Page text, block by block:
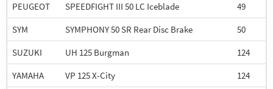
PEUGEOT
SPEEDFIGHT III 50 LC Iceblade
49
SYM
SYMPHONY 50 SR Rear Disc Brake
50
SUZUKI
UH 125 Burgman
124
YAMAHA
VP 125 X-City
124